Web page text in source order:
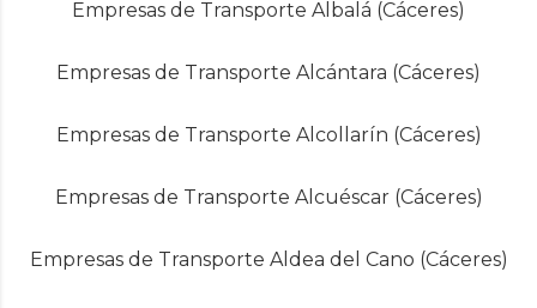
Empresas de Transporte Albalá (Cáceres)
Empresas de Transporte Alcántara (Cáceres)
Empresas de Transporte Alcollarín (Cáceres)
Empresas de Transporte Alcuéscar (Cáceres)
Empresas de Transporte Aldea del Cano (Cáceres)